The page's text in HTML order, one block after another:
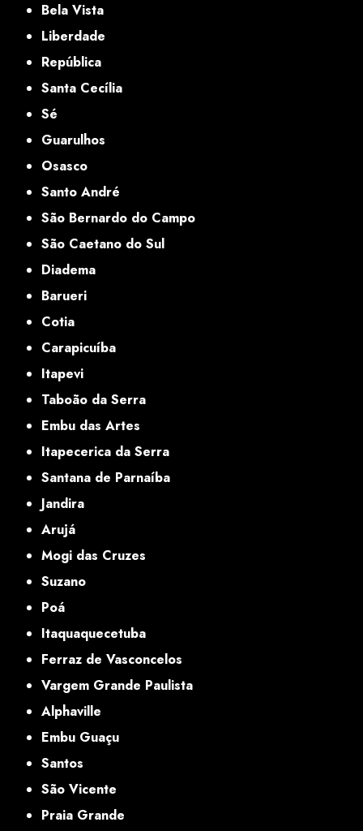
Bela Vista
Liberdade
República
Santa Cecília
Sé
Guarulhos
Osasco
Santo André
São Bernardo do Campo
São Caetano do Sul
Diadema
Barueri
Cotia
Carapicuíba
Itapevi
Taboão da Serra
Embu das Artes
Itapecerica da Serra
Santana de Parnaíba
Jandira
Arujá
Mogi das Cruzes
Suzano
Poá
Itaquaquecetuba
Ferraz de Vasconcelos
Vargem Grande Paulista
Alphaville
Embu Guaçu
Santos
São Vicente
Praia Grande